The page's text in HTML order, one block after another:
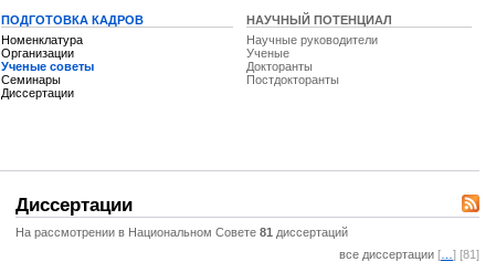
ПОДГОТОВКА КАДРОВ
Номенклатура
Организации
Ученые советы
Семинары
Диссертации
НАУЧНЫЙ ПОТЕНЦИАЛ
Научные руководители
Ученые
Докторанты
Постдокторанты
Диссертации
На рассмотрении в Национальном Совете 81 диссертаций
все диссертации [ ] [81]